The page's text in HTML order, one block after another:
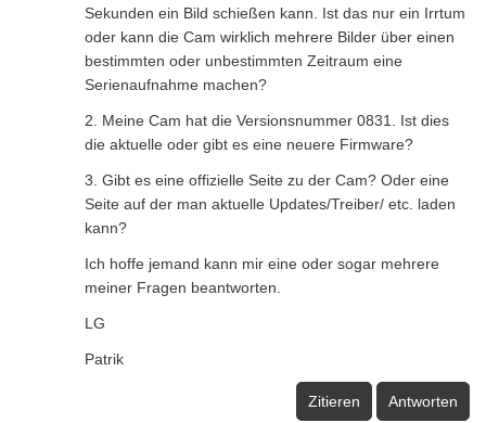
Sekunden ein Bild schießen kann. Ist das nur ein Irrtum
oder kann die Cam wirklich mehrere Bilder über einen
bestimmten oder unbestimmten Zeitraum eine
Serienaufnahme machen?
2. Meine Cam hat die Versionsnummer 0831. Ist dies
die aktuelle oder gibt es eine neuere Firmware?
3. Gibt es eine offizielle Seite zu der Cam? Oder eine
Seite auf der man aktuelle Updates/Treiber/ etc. laden
kann?
Ich hoffe jemand kann mir eine oder sogar mehrere
meiner Fragen beantworten.
LG
Patrik
Zitieren Antworten